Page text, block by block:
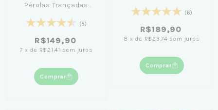
Pérolas Trançadas
(5)
R$149,90
7 x de R$21,41 sem juros
Comprar
(6)
R$189,90
8 x de R$23,74 sem juros
Comprar